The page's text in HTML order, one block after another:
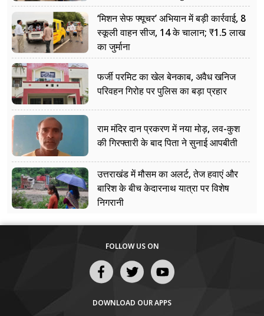
‘मिशन सेफ फ्यूचर’ अभियान में बड़ी कार्रवाई, 8
स्कूली वाहन सीज, 14 के चालान; ₹1.5 लाख
का जुर्माना
फर्जी परमिट का खेल बेनकाब, अवैध खनिज
परिवहन गिरोह पर पुलिस का बड़ा प्रहार
राम मंदिर दान प्रकरण में नया मोड़, लव-कुश
की गिरफ्तारी के बाद पिता ने सुनाई आपबीती
उत्तराखंड में मौसम का अलर्ट, तेज हवाएं और
बारिश के बीच केदारनाथ यात्रा पर विशेष
निगरानी
FOLLOW US ON
DOWNLOAD OUR APPS